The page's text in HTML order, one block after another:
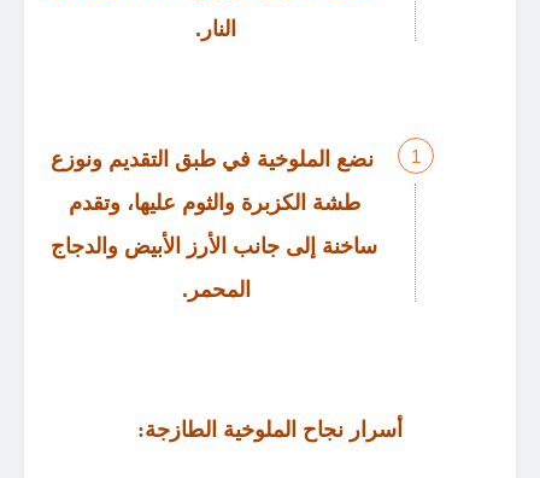
النار .
نضع الملوخية في طبق التقديم ونوزع
طشة الكزبرة والثوم عليها، وتقدم
ساخنة إلى جانب الأرز الأبيض والدجاج
المحمر .
أسرار نجاح الملوخية الطازجة: